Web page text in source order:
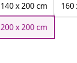
140 x 200 cm
160
200 x 200 cm